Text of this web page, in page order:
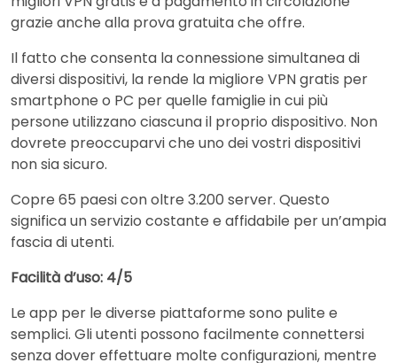
grazie anche alla prova gratuita che offre.
Il fatto che consenta la connessione simultanea di
diversi dispositivi, la rende la migliore VPN gratis per
smartphone o PC per quelle famiglie in cui più
persone utilizzano ciascuna il proprio dispositivo. Non
dovrete preoccuparvi che uno dei vostri dispositivi
non sia sicuro.
Copre 65 paesi con oltre 3.200 server. Questo
significa un servizio costante e affidabile per un’ampia
fascia di utenti.
Facilità d’uso: 4/5
Le app per le diverse piattaforme sono pulite e
semplici. Gli utenti possono facilmente connettersi
senza dover effettuare molte configurazioni, mentre